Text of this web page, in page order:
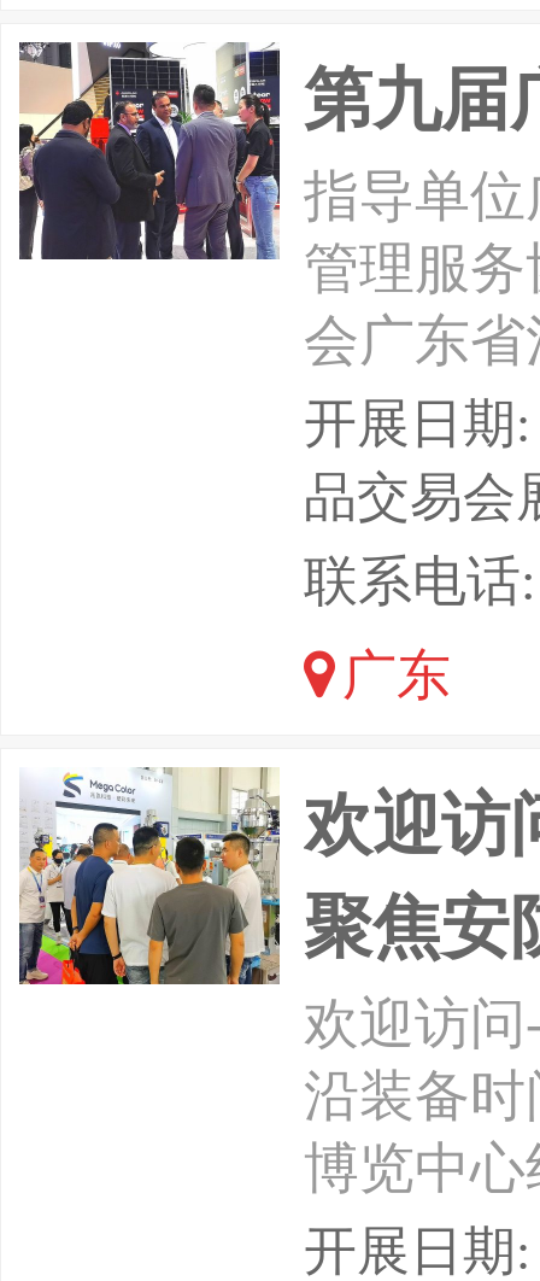
第九届
指导单
管理服
会广东
单位广
际应急
动，是
会。
围绕“
患”主题
开展日期
品交易会
联系电话:
广东
欢迎访
聚焦安
欢迎访
沿装备时
博览中
行业协
开展日期